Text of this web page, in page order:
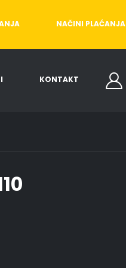
NAČINI PLAĆANJA
KONTAKT